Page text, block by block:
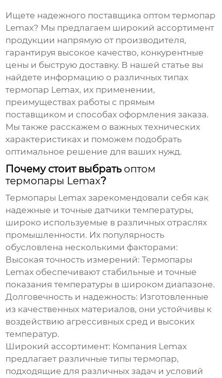
Ищете надежного поставщика оптом термопар
Lemax? Мы предлагаем широкий ассортимент
продукции напрямую от производителя,
гарантируя высокое качество, конкурентные
цены и быструю доставку. В нашей статье вы
найдете информацию о различных типах
термопар Lemax, их применении,
преимуществах работы с прямым
поставщиком и способах оформления заказа.
Мы также расскажем о важных технических
характеристиках и поможем подобрать
оптимальное решение для ваших нужд.
Почему стоит выбрать оптом
термопары Lemax?
Термопары Lemax зарекомендовали себя как
надежные и точные датчики температуры,
широко используемые в различных отраслях
промышленности. Их популярность
обусловлена несколькими факторами:
Высокая точность измерений: Термопары
Lemax обеспечивают стабильные и точные
показания температуры в широком диапазоне.
Долговечность и надежность: Изготовленные
из качественных материалов, они устойчивы к
воздействию агрессивных сред и высоких
температур.
Широкий ассортимент: Компания Lemax
предлагает различные типы термопар,
подходящие для различных задач и условий